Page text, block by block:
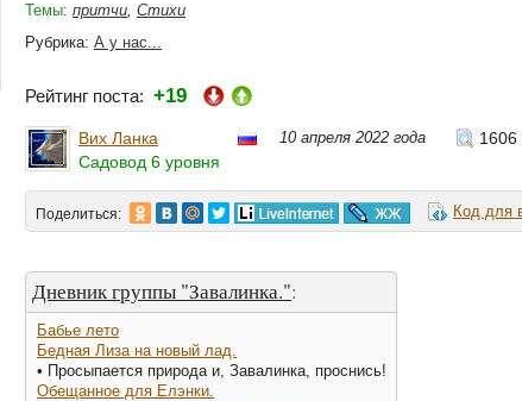
Темы: притчи, Стихи
Рубрика: А у нас...
Рейтинг поста: +19
Вих Ланка
Садовод 6 уровня
10 апреля 2022 года 1606
Поделиться: Код для
Дневник группы "Завалинка.":
Бабье лето
Бедная Лиза на новый лад.
• Просыпается природа и, Завалинка, проснись!
Обещанное для Елэнки.